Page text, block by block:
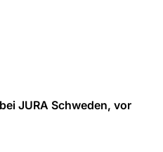
JURA Schweden, vor